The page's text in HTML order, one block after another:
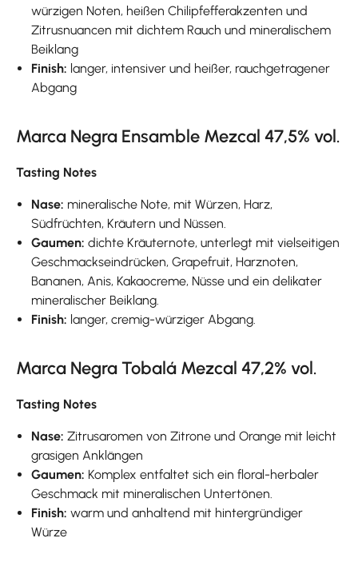
würzigen Noten, heißen Chilipfefferakzenten und
Zitrusnuancen mit dichtem Rauch und mineralischem
Beiklang
Finish: langer, intensiver und heißer, rauchgetragener
Abgang
Marca Negra Ensamble Mezcal 47,5% vol.
Tasting Notes
Nase: mineralische Note, mit Würzen, Harz,
Südfrüchten, Kräutern und Nüssen.
Gaumen:dichte Kräuternote, unterlegt mit vielseitigen
Geschmackseindrücken, Grapefruit, Harznoten,
Bananen, Anis, Kakaocreme, Nüsse und ein delikater
mineralischer Beiklang.
Finish: langer, cremig-würziger Abgang.
Marca Negra Tobalá Mezcal 47,2% vol.
Tasting Notes
Nase:Zitrusaromen von Zitrone und Orange mit leicht
grasigen Anklängen
Gaumen: Komplex entfaltet sich ein floral-herbaler
Geschmack mit mineralischen Untertönen.
Finish:warm und anhaltend mit hintergründiger
Würze